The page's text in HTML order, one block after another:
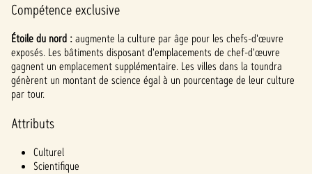
t
&
P
l
a
y
Compétence exclusive
Étoile du nord :augmente la culture par âge pour les chefs-d'œuvre
exposés. Les bâtiments disposant d'emplacements de chef-d'œuvre
gagnent un emplacement supplémentaire. Les villes dans la toundra
génèrent un montant de science égal à un pourcentage de leur culture
par tour.
Attributs
Culturel
Scientifique